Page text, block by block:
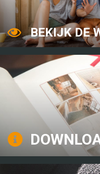
BEKIJK DE